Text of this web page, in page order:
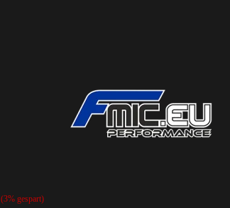
(3% gespart)